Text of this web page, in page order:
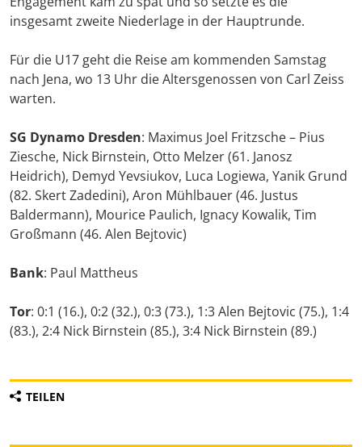
insgesamt zweite Niederlage in der Hauptrunde.
Für die U17 geht die Reise am kommenden Samstag
nach Jena, wo 13 Uhr die Altersgenossen von Carl Zeiss
warten.
SG Dynamo Dresden: Maximus Joel Fritzsche – Pius
Ziesche, Nick Birnstein, Otto Melzer (61. Janosz
Heidrich), Demyd Yevsiukov, Luca Logiewa, Yanik Grund
(82. Skert Zadedini), Aron Mühlbauer (46. Justus
Baldermann), Mourice Paulich, Ignacy Kowalik, Tim
Großmann (46. Alen Bejtovic)
Bank: Paul Mattheus
Tor: 0:1 (16.), 0:2 (32.), 0:3 (73.), 1:3 Alen Bejtovic (75.), 1:4
(83.), 2:4 Nick Birnstein (85.), 3:4 Nick Birnstein (89.)
TEILEN